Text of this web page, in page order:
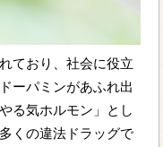
ており、社会に役立
ーパミンがあふれ出
る気ホルモン」とし
くの違法ドラッグで